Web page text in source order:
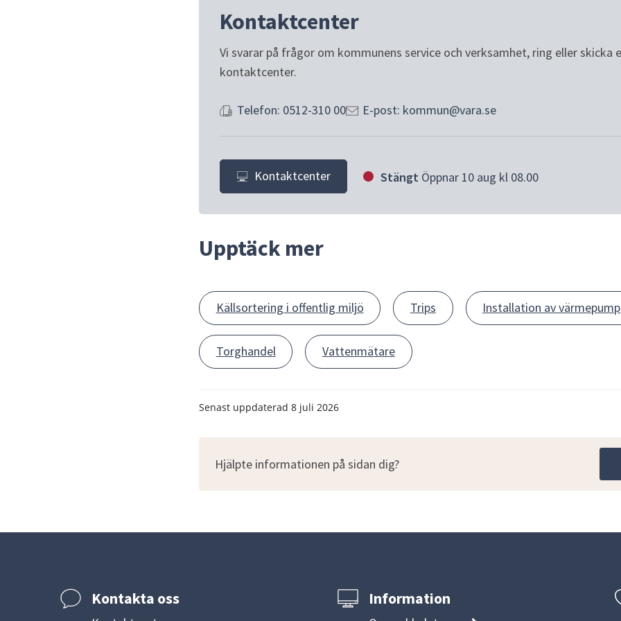
Kontaktcenter
Vi svarar på frågor om kommunens service och verksamhet, ring eller skicka
kontaktcenter.
Telefon: 0512-310 00 E-post: kommun@vara.se
Kontaktcenter Stängt Öppnar 10 aug kl 08.00
Upptäck mer
Källsortering i offentlig miljö Trips Installation av värmepump
Torghandel Vattenmätare
Senast uppdaterad 8 juli 2026
Hjälpte informationen på sidan dig?
Kontakta oss Information